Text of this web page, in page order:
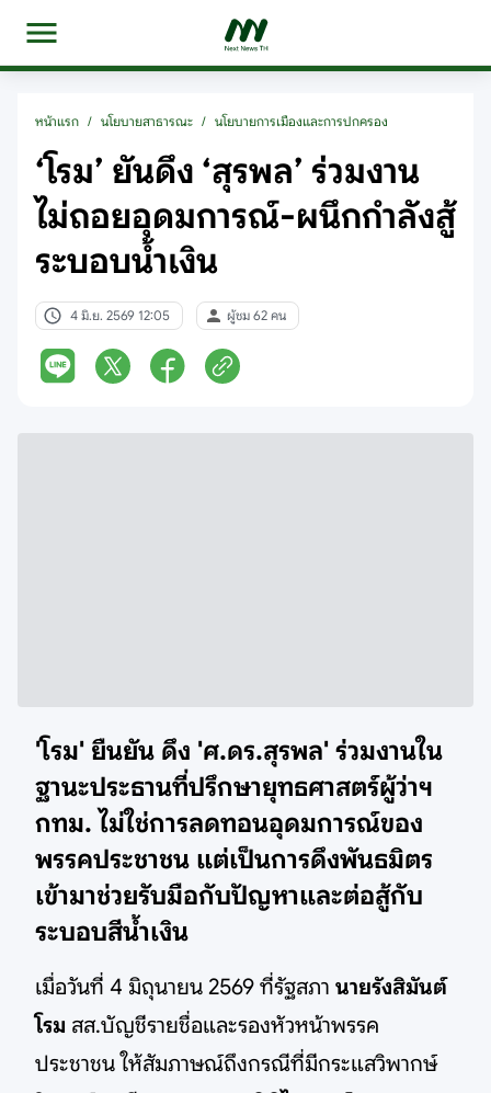
หน้าแรก / นโยบายสาธารณะ / นโยบายการเมืองและการปกครอง
‘โรม’ ยันดึง ‘สุรพล’ ร่วมงาน
ไม่ถอยอุดมการณ์-ผนึกกำลังสู้
ระบอบน้ำเงิน
4 มิ.ย. 2569 12:05 ผู้ชม 62 คน
'โรม' ยืนยัน ดึง 'ศ.ดร.สุรพล' ร่วมงานใน
ฐานะประธานที่ปรึกษายุทธศาสตร์ผู้ว่าฯ
กทม. ไม่ใช่การลดทอนอุดมการณ์ของ
พรรคประชาชน แต่เป็นการดึงพันธมิตร
เข้ามาช่วยรับมือกับปัญหาและต่อสู้กับ
ระบอบสีน้ำเงิน
เมื่อวันที่ 4 มิถุนายน 2569 ที่รัฐสภา นายรังสิมันต์
โรม สส.บัญชีรายชื่อและรองหัวหน้าพรรค
ประชาชน ให้สัมภาษณ์ถึงกรณีที่มีกระแสวิพากษ์